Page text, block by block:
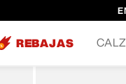
REBAJAS